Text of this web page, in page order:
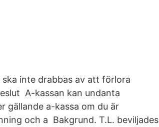
inte drabbas av att förlora
A-kassan kan undanta
gällande a-kassa om du är
och a Bakgrund. T.L. beviljades